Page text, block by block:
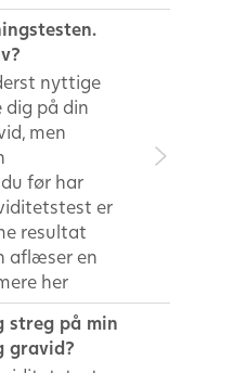
nyttige
på din
men
før har
er
resultat
aflæser en
her
streg på min
gravid?